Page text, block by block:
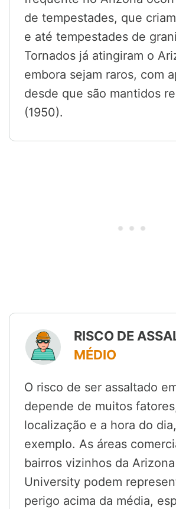
de tempestades, que
e até tempestades de
Tornados já atingiram o
embora sejam raros, com
desde que são mantidos
(1950).
RISCO DE
MÉDIO
O risco de ser assaltado
depende de muitos
localização e a hora do
exemplo. As áreas
bairros vizinhos da
University podem
perigo acima da média,